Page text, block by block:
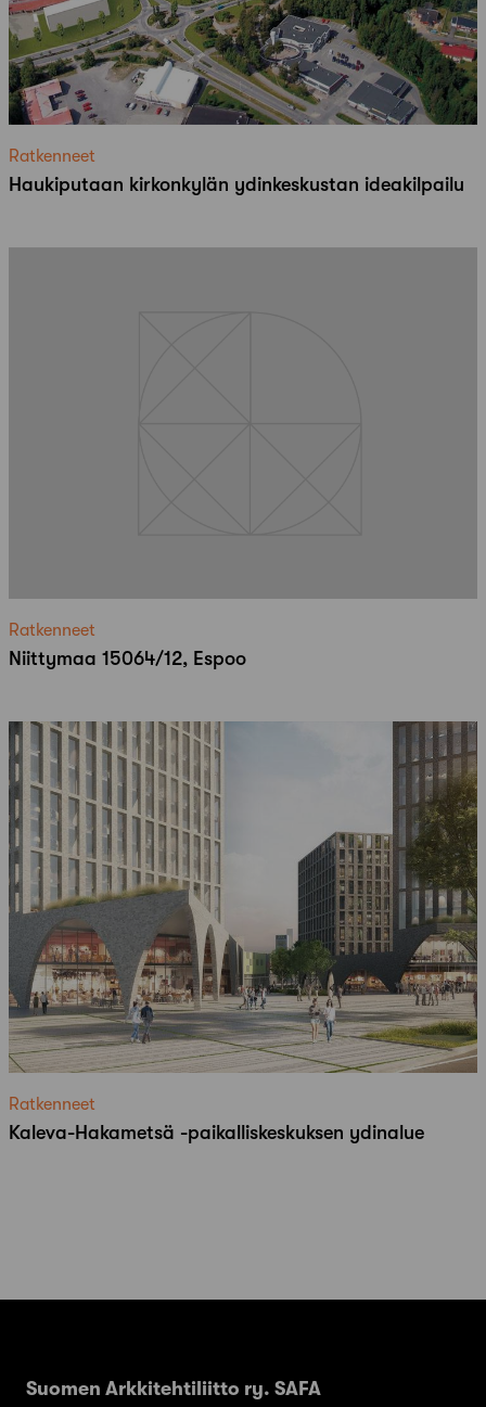
Ratkenneet
Haukiputaan kirkonkylän ydinkeskustan ideakilpailu
Ratkenneet
Niittymaa 15064/12, Espoo
Ratkenneet
Kaleva-Hakametsä -paikalliskeskuksen ydinalue
Suomen Arkkitehtiliitto ry. SAFA